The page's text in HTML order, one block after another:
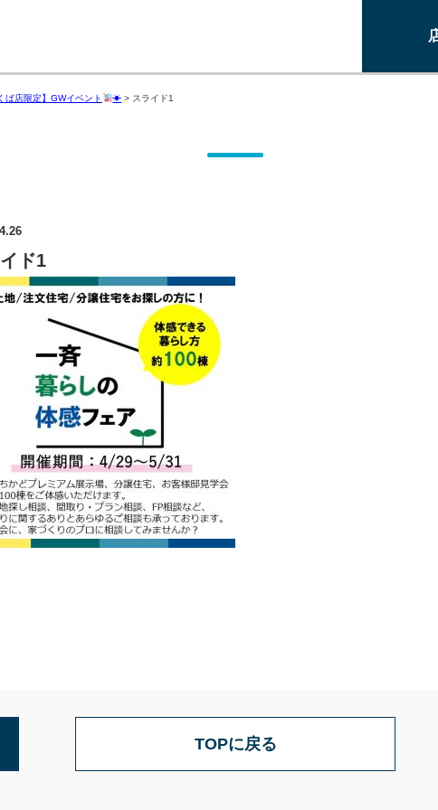
ば店限定】GWイベント ☀ > スライド1
ド1
TOPに戻る